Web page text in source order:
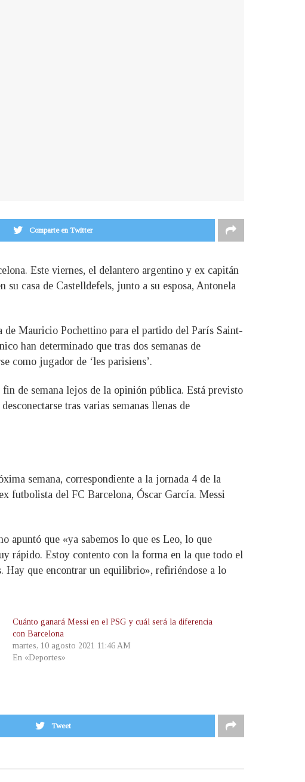
Comparte en Twitter
Este viernes, el delantero argentino y ex capitán
casa de Castelldefels, junto a su esposa, Antonela
de Mauricio Pochettino para el partido del París Saint-
han determinado que tras dos semanas de
como jugador de ‘les parisiens’.
de semana lejos de la opinión pública. Está previsto
tras varias semanas llenas de
semana, correspondiente a la jornada 4 de la
futbolista del FC Barcelona, Óscar García. Messi
apuntó que «ya sabemos lo que es Leo, lo que
rápido. Estoy contento con la forma en la que todo el
Hay que encontrar un equilibrio», refiriéndose a lo
Cuánto ganará Messi en el PSG y cuál será la diferencia
con Barcelona
martes, 10 agosto 2021 11:46 AM
En «Deportes»
Tweet